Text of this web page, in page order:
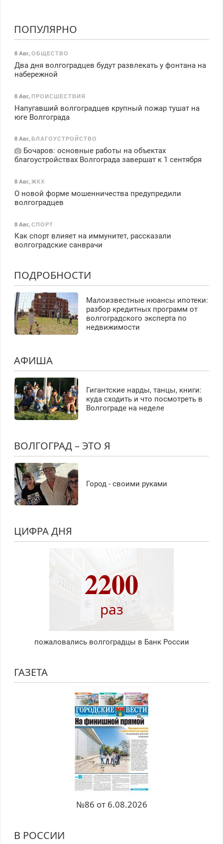
ПОПУЛЯРНО
8 Авг, ОБЩЕСТВО
Два дня волгоградцев будут развлекать у фонтана на
набережной
8 Авг, ПРОИСШЕСТВИЯ
Напугавший волгоградцев крупный пожар тушат на
юге Волгограда
8 Авг, БЛАГОУСТРОЙСТВО
Бочаров: основные работы на объектах
благоустройствах Волгограда завершат к 1 сентября
8 Авг, ЖКХ
О новой форме мошенничества предупредили
волгоградцев
8 Авг, СПОРТ
Как спорт влияет на иммунитет, рассказали
волгоградские санврачи
ПОДРОБНОСТИ
Малоизвестные нюансы ипотеки:
разбор кредитных программ от
волгоградского эксперта по
недвижимости
АФИША
Гигантские нарды, танцы, книги:
куда сходить и что посмотреть в
Волгограде на неделе
ВОЛГОГРАД – ЭТО Я
Город - своими руками
ЦИФРА ДНЯ
2200
раз
пожаловались волгоградцы в Банк России
ГАЗЕТА
№86 от 6.08.2026
В РОССИИ